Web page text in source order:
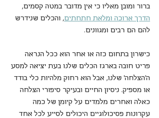
ברור ומובן מאליו כי אין מדובר במטה קסמים,
הדרך ארוכה ומלאת חתחתים, והכלים שנידרש
להם הם רבים ומגוונים.
כישרון בתחום כזה או אחר הוא ככל הנראה
פריט חובה בארגז הכלים שלנו בעת יציאה למסע
ה'הצלחה' שלנו, אבל הוא רחוק מלהיות כלי בודד
או מספיק. ניסיון החיים ובעיקר סיפורי הצלחה
כאלה ואחרים מלמדים על קיומן של כמה
עקרונות פסיכולוגיים היכולים לסייע לכל אחד